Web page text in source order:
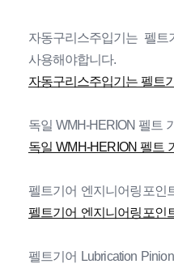
자동구리스주입기는  펠트
사용해야합니다.
자동구리스주입기는 펠트
독일 WMH-HERION 펠트
독일 WMH-HERION 펠트
펠트기어 엔지니어링포인
펠트기어 엔지니어링포인
펠트기어 Lubrication